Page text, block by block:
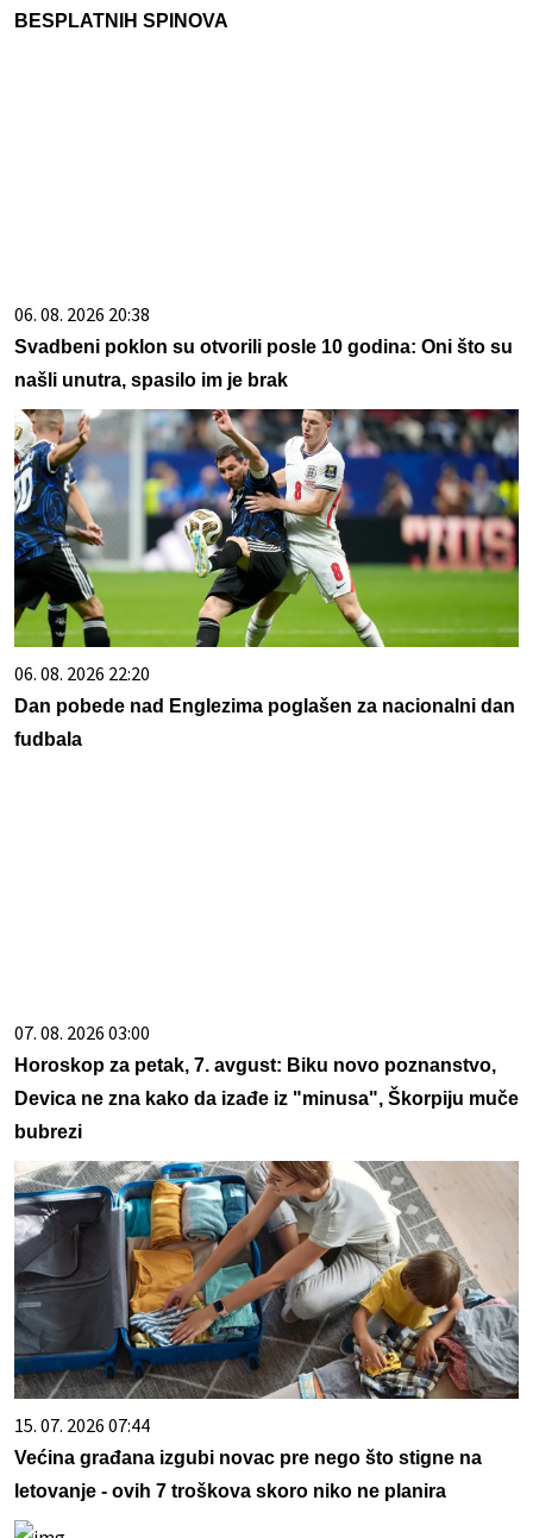
BESPLATNIH SPINOVA
06. 08. 2026 20:38
Svadbeni poklon su otvorili posle 10 godina: Oni što su
našli unutra, spasilo im je brak
06. 08. 2026 22:20
Dan pobede nad Englezima poglašen za nacionalni dan
fudbala
07. 08. 2026 03:00
Horoskop za petak, 7. avgust: Biku novo poznanstvo,
Devica ne zna kako da izađe iz "minusa", Škorpiju muče
bubrezi
15. 07. 2026 07:44
Većina građana izgubi novac pre nego što stigne na
letovanje - ovih 7 troškova skoro niko ne planira